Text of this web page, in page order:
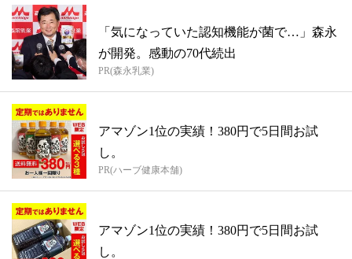
「気になっていた認知機能が菌で…」森永
が開発。感動の70代続出
PR(森永乳業)
アマゾン1位の実績！380円で5日間お試
し。
PR(ハーブ健康本舗)
アマゾン1位の実績！380円で5日間お試
し。